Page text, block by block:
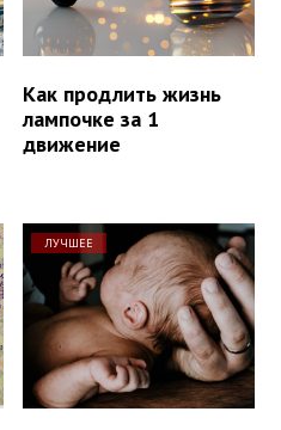
Как продлить жизнь
лампочке за 1
движение
ЛУЧШЕЕ